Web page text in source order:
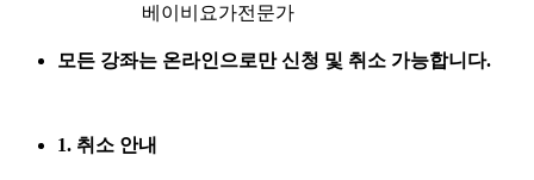
베이비요가전문가
모든 강좌는 온라인으로만 신청 및 취소 가능합니다.
1. 취소 안내